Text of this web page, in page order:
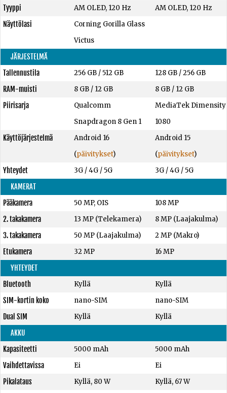
Tyyppi
AM OLED, 120 Hz
AM OLED, 120 Hz
Näyttölasi
Corning Gorilla Glass
Victus
JÄRJESTELMÄ
Tallennustila
256 GB/512 GB 128 GB /256 GB
RAM-muisti
8 GB/ 12 GB 8 GB / 12 GB
Piirisarja
Qualcomm
Snapdragon 8 Gen 1
MediaTek Dimensity
1080
Käyttöjärjestelmä
Android 16
(päivitykset)
Android 15
(päivitykset)
Yhteydet
3G / 4G / 5G
3G / 4G / 5G
KAMERAT
Pääkamera
50 MP, OIS
108 MP
2. takakamera
13 MP (Telekamera)
8 MP (Laajakulma)
3. takakamera
50 MP (Laajakulma)
2 MP (Makro)
Etukamera
32 MP
16 MP
YHTEYDET
Bluetooth
Kyllä
Kyllä
SIM-kortin koko
nano-SIM
nano-SIM
Dual SIM
Kyllä
Kyllä
AKKU
Kapasiteetti
5000 mAh
5000 mAh
Vaihdettavissa
Ei
Ei
Pikalataus
Kyllä, 80 W
Kyllä, 67 W